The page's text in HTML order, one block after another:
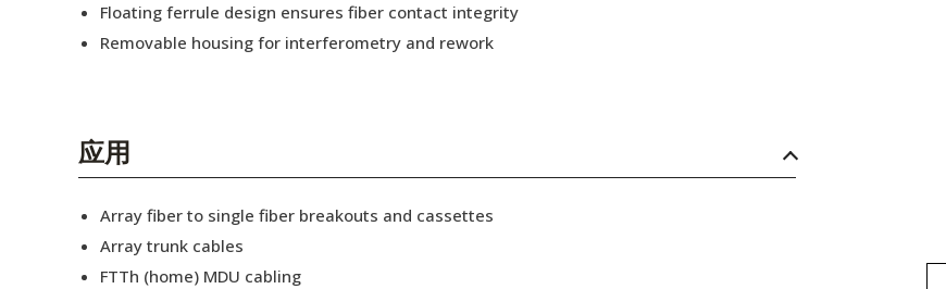
工作机会
Floating ferrule design ensures fiber contact integrity
Removable housing for interferometry and rework
应用
Array fiber to single fiber breakouts and cassettes
Array trunk cables
FTTh (home) MDU cabling